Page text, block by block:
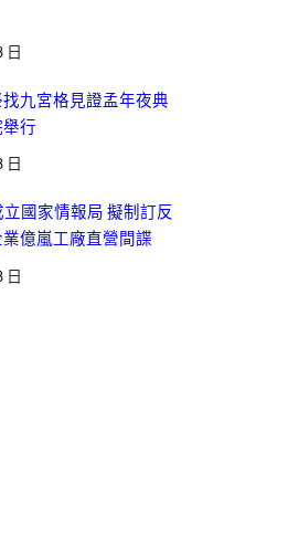
日
九宮格見證孟年夜典
行
日
國家情報局 擬制訂反
億嵐工廠直營間諜
日